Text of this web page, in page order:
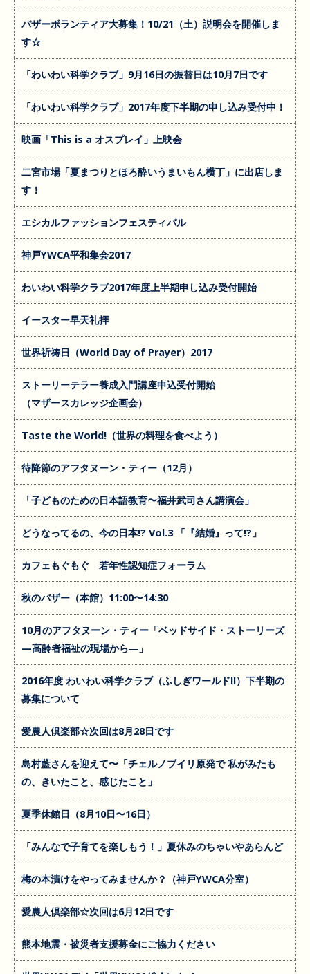
バザーボランティア大募集！10/21（土）説明会を開催しま
す☆
「わいわい科学クラブ」9月16日の振替日は10月7日です
「わいわい科学クラブ」2017年度下半期の申し込み受付中！
映画「This is a オスプレイ」上映会
二宮市場「夏まつりとほろ酔いうまいもん横丁」に出店しま
す！
エシカルファッションフェスティバル
神戸YWCA平和集会2017
わいわい科学クラブ2017年度上半期申し込み受付開始
イースター早天礼拝
世界祈祷日（World Day of Prayer）2017
ストーリーテラー養成入門講座申込受付開始
（マザースカレッジ企画会）
Taste the World!（世界の料理を食べよう）
待降節のアフタヌーン・ティー（12月）
「子どものための日本語教育〜福井武司さん講演会」
どうなってるの、今の日本!? Vol.3 「『結婚』って!?」
カフェもぐもぐ 若年性認知症フォーラム
秋のバザー（本館）11:00〜14:30
10月のアフタヌーン・ティー「ベッドサイド・ストーリーズ
—高齢者福祉の現場から―」
2016年度 わいわい科学クラブ（ふしぎワールドII）下半期の
募集について
愛農人倶楽部☆次回は8月28日です
島村藍さんを迎えて〜「チェルノブイリ原発で 私がみたも
の、きいたこと、感じたこと」
夏季休館日（8月10日〜16日）
「みんなで子育てを楽しもう！」夏休みのちゃいやあらんど
梅の本漬けをやってみませんか？（神戸YWCA分室）
愛農人倶楽部☆次回は6月12日です
熊本地震・被災者支援募金にご協力ください